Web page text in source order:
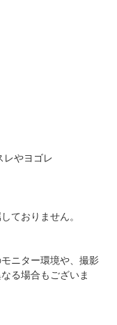
レやヨゴレ
ておりません。
ニター環境や、撮影
る場合もございま